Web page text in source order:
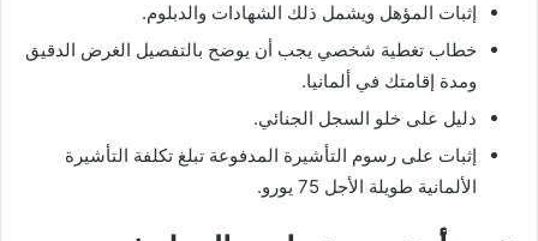
إثبات المؤهل ويشمل ذلك الشهادات والدبلوم.
خطاب تغطية شخصي يجب أن يوضح بالتفصيل الغرض الدقيق
ومدة إقامتك في ألمانيا.
دليل على خلو السجل الجنائي.
إثبات على رسوم التأشيرة المدفوعة تبلغ تكلفة التأشيرة
الألمانية طويلة الأجل 75 يورو.